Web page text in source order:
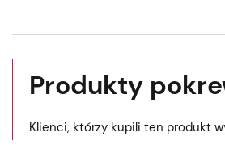
Produkty
Klienci, którzy kupili ten produkt